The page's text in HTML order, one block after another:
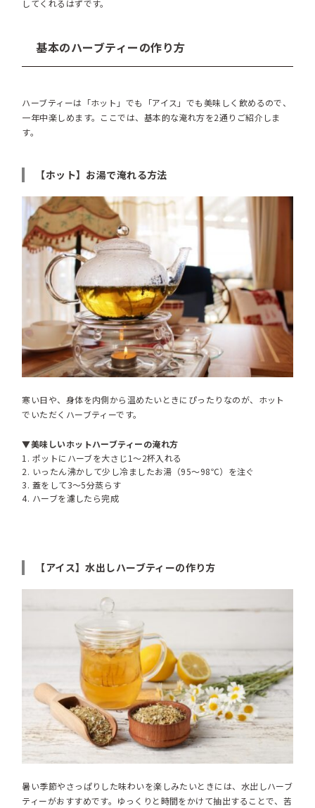
してくれるはずです。
基本のハーブティーの作り方
ハーブティーは「ホット」でも「アイス」でも美味しく飲めるので、
一年中楽しめます。ここでは、基本的な淹れ方を2通りご紹介しま
す。
【ホット】お湯で淹れる方法
寒い日や、身体を内側から温めたいときにぴったりなのが、ホット
でいただくハーブティーです。
▼美味しいホットハーブティーの淹れ方
ポットにハーブを大さじ1〜2杯入れる
いったん沸かして少し冷ましたお湯（95〜98℃）を注ぐ
蓋をして3〜5分蒸らす
ハーブを濾したら完成
【アイス】水出しハーブティーの作り方
暑い季節やさっぱりした味わいを楽しみたいときには、水出しハーブ
ティーがおすすめです。ゆっくりと時間をかけて抽出することで、苦